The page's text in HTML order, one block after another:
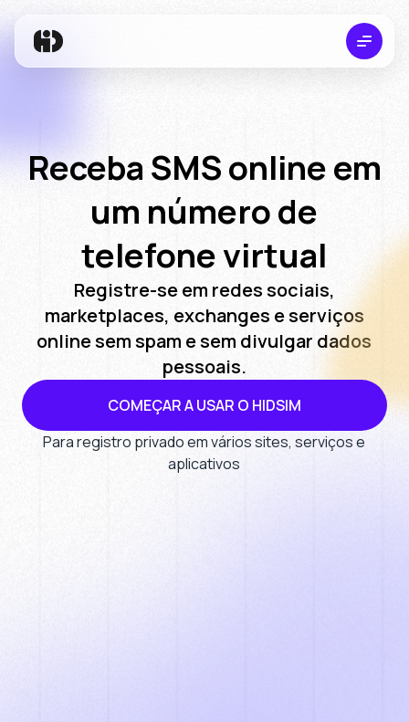
Serviços
FAQ
ENGLISH 🇮🇷 PERSIAN 🇦🇷 ARABIC
Receba SMS online em
um número de
telefone virtual
Registre-se em redes sociais,
marketplaces, exchanges e serviços
online sem spam e sem divulgar dados
pessoais.
COMEÇAR A USAR O HIDSIM
Para registro privado em vários sites, serviços e
aplicativos